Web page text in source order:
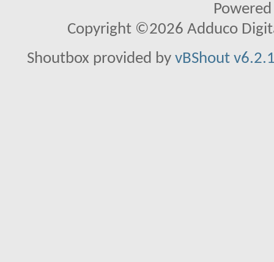
Copyright ©2026 Adduco
Shoutbox provided by vBShout